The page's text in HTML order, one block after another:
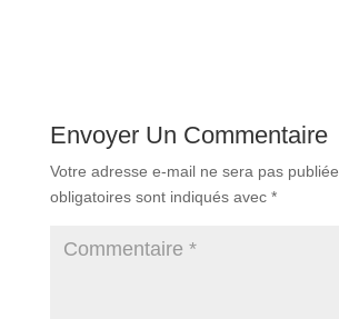
Envoyer Un Commentaire
Votre adresse e-mail ne sera pas publiée.
obligatoires sont indiqués avec *